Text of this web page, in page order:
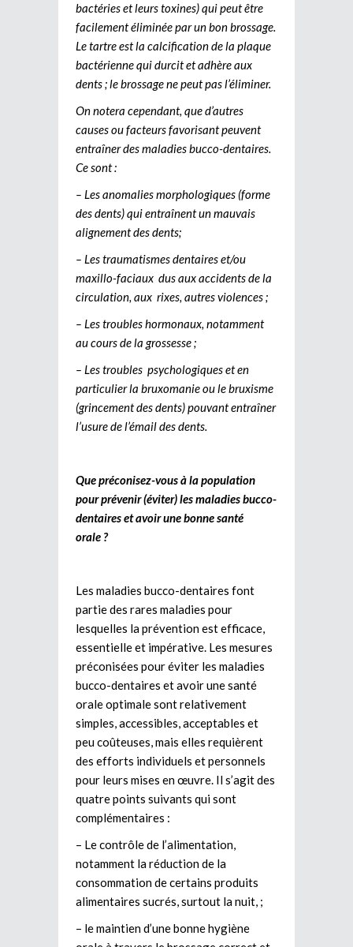
bactéries et leurs toxines) qui peut être
facilement éliminée par un bon brossage.
Le tartre est la calcification de la plaque
bactérienne qui durcit et adhère aux
dents ; le brossage ne peut pas l’éliminer.
On notera cependant, que d’autres
causes ou facteurs favorisant peuvent
entraîner des maladies bucco-dentaires.
Ce sont :
– Les anomalies morphologiques (forme
des dents) qui entraînent un mauvais
alignement des dents;
– Les traumatismes dentaires et/ou
maxillo-faciaux dus aux accidents de la
circulation, aux rixes, autres violences ;
– Les troubles hormonaux, notamment
au cours de la grossesse ;
– Les troubles psychologiques et en
particulier la bruxomanie ou le bruxisme
(grincement des dents) pouvant entraîner
l’usure de l’émail des dents.
Que préconisez-vous à la population
pour prévenir (éviter) les maladies bucco-
dentaires et avoir une bonne santé
orale ?
Les maladies bucco-dentaires font
partie des rares maladies pour
lesquelles la prévention est efficace,
essentielle et impérative. Les mesures
préconisées pour éviter les maladies
bucco-dentaires et avoir une santé
orale optimale sont relativement
simples, accessibles, acceptables et
peu coûteuses, mais elles requièrent
des efforts individuels et personnels
pour leurs mises en œuvre. Il s’agit des
quatre points suivants qui sont
complémentaires :
– Le contrôle de l’alimentation,
notamment la réduction de la
consommation de certains produits
alimentaires sucrés, surtout la nuit, ;
– le maintien d’une bonne hygiène